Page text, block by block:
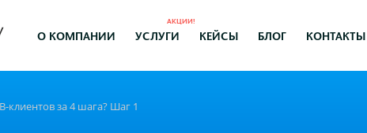
О КОМПАНИИ УСЛУГИ
АКЦИИ!
КЕЙСЫ БЛОГ КОНТАКТЫ
клиентов за 4 шага? Шаг 1